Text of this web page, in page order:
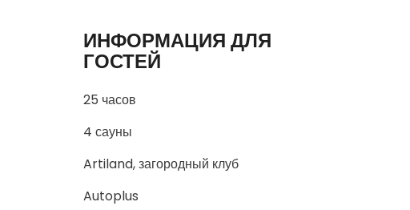
ИНФОРМАЦИЯ ДЛЯ
ГОСТЕЙ
25 часов
4 сауны
Artiland, загородный клуб
Autoplus